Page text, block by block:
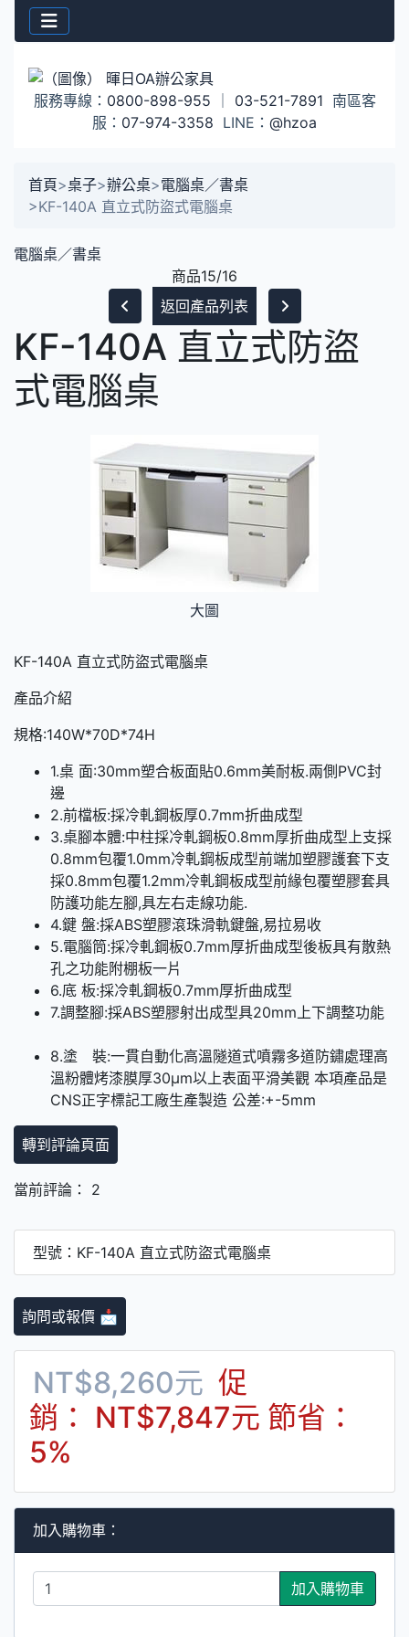
服務專線： 0800-898-955 03-521-7891 南區客
服： 07-974-3358 LINE： @hzoa
首頁>桌子>辦公桌>電腦桌／書桌
>KF-140A 直立式防盜式電腦桌
電腦桌／書桌
商品15/16
返回產品列表
KF-140A 直立式防盜
式電腦桌
大圖
KF-140A 直立式防盜式電腦桌
產品介紹
規格:140W*70D*74H
1.桌 面:30mm塑合板面貼0.6mm美耐板.兩側PVC封
邊
2.前檔板:採冷軋鋼板厚0.7mm折曲成型
3.桌腳本體:中柱採冷軋鋼板0.8mm厚折曲成型上支採
0.8mm包覆1.0mm冷軋鋼板成型前端加塑膠護套下支
採0.8mm包覆1.2mm冷軋鋼板成型前緣包覆塑膠套具
防護功能左腳,具左右走線功能.
4.鍵 盤:採ABS塑膠滾珠滑軌鍵盤,易拉易收
5.電腦筒:採冷軋鋼板0.7mm厚折曲成型後板具有散熱
孔之功能附棚板一片
6.底 板:採冷軋鋼板0.7mm厚折曲成型
7.調整腳:採ABS塑膠射出成型具20mm上下調整功能
8.塗 裝:一貫自動化高溫隧道式噴霧多道防鏽處理高
溫粉體烤漆膜厚30μm以上表面平滑美觀 本項產品是
CNS正字標記工廠生產製造 公差:+-5mm
轉到評論頁面
當前評論： 2
型號：KF-140A 直立式防盜式電腦桌
詢問或報價 📩
NT$8,260元 促
銷： NT$7,847元 節省：
5%
加入購物車：
加入購物車